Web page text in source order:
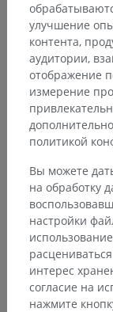
улучшение
контента,
аудитории,
отображение
измерение
политикой
Вы можете
на обработку
настройки
интерес
согласие на
нажмите